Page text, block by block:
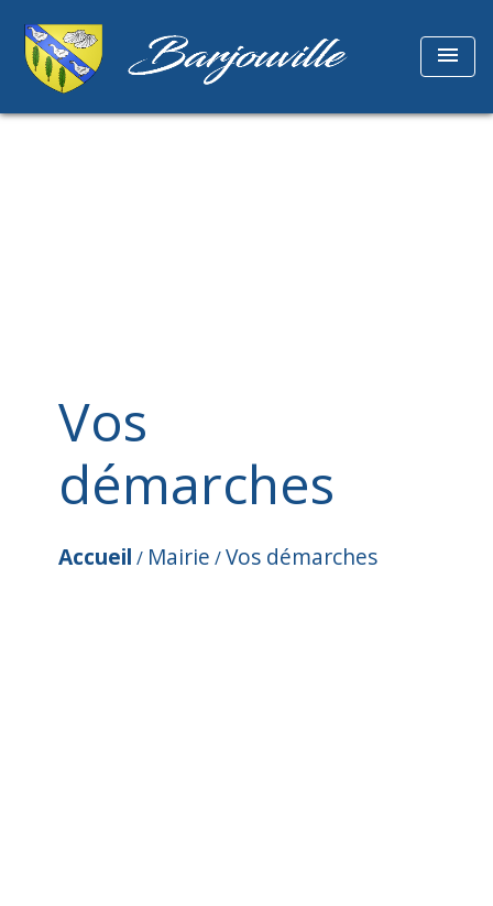
menu
Vos
démarches
Accueil / Mairie /Vos démarches